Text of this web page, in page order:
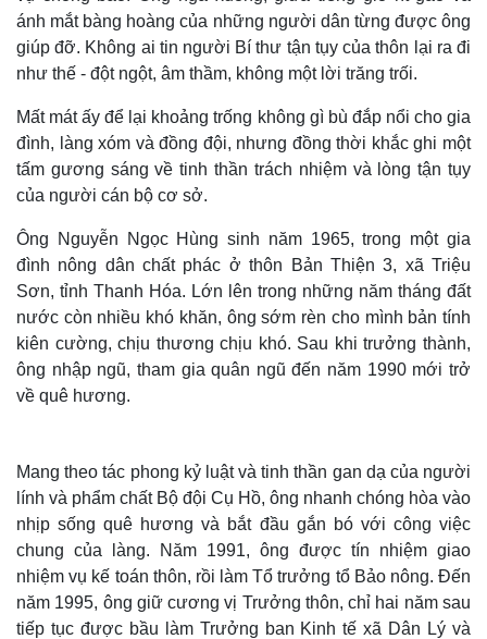
ánh mắt bàng hoàng của những người dân từng được ông
giúp đỡ. Không ai tin người Bí thư tận tụy của thôn lại ra đi
như thế - đột ngột, âm thầm, không một lời trăng trối.
Mất mát ấy để lại khoảng trống không gì bù đắp nổi cho gia
đình, làng xóm và đồng đội, nhưng đồng thời khắc ghi một
tấm gương sáng về tinh thần trách nhiệm và lòng tận tụy
của người cán bộ cơ sở.
Ông Nguyễn Ngọc Hùng sinh năm 1965, trong một gia
đình nông dân chất phác ở thôn Bản Thiện 3, xã Triệu
Sơn, tỉnh Thanh Hóa. Lớn lên trong những năm tháng đất
nước còn nhiều khó khăn, ông sớm rèn cho mình bản tính
kiên cường, chịu thương chịu khó. Sau khi trưởng thành,
ông nhập ngũ, tham gia quân ngũ đến năm 1990 mới trở
về quê hương.
Mang theo tác phong kỷ luật và tinh thần gan dạ của người
lính và phẩm chất Bộ đội Cụ Hồ, ông nhanh chóng hòa vào
nhịp sống quê hương và bắt đầu gắn bó với công việc
chung của làng. Năm 1991, ông được tín nhiệm giao
nhiệm vụ kế toán thôn, rồi làm Tổ trưởng tổ Bảo nông. Đến
năm 1995, ông giữ cương vị Trưởng thôn, chỉ hai năm sau
tiếp tục được bầu làm Trưởng ban Kinh tế xã Dân Lý và